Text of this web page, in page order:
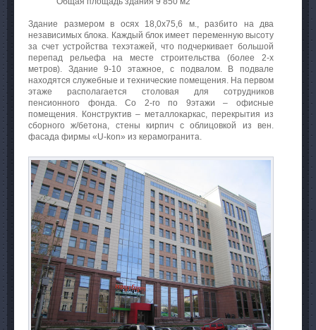
Здание размером в осях 18,0х75,6 м., разбито на два
независимых блока. Каждый блок имеет переменную высоту
за счет устройства техэтажей, что подчеркивает большой
перепад рельефа на месте строительства (более 2-х
метров). Здание 9-10 этажное, с подвалом. В подвале
находятся служебные и технические помещения. На первом
этаже располагается столовая для сотрудников
пенсионного фонда. Со 2-го по 9этажи – офисные
помещения. Конструктив – металлокаркас, перекрытия из
сборного ж/бетона, стены кирпич с облицовкой из вен.
фасада фирмы «U-kon» из керамогранита.